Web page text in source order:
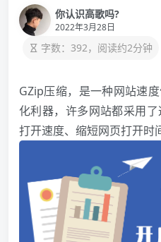
你认识高歌吗?
2022年3月28日
字数：392，阅读约2分钟
GZip压缩，是一种网站速
化利器，许多网站都采用
打开速度、缩短网页打开时